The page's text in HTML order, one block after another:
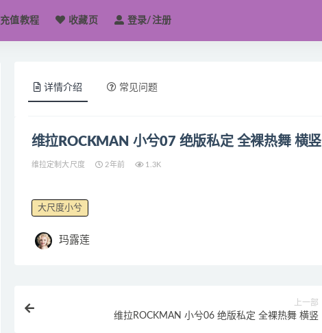
充值教程 收藏页 登录/注册
详情介绍 常见问题
维拉ROCKMAN 小兮07 绝版私定 全裸热舞 横竖
维拉定制大尺度 2年前 1.3K
大尺度小兮
玛露莲
上一部
维拉ROCKMAN 小兮06 绝版私定 全裸热舞 横竖